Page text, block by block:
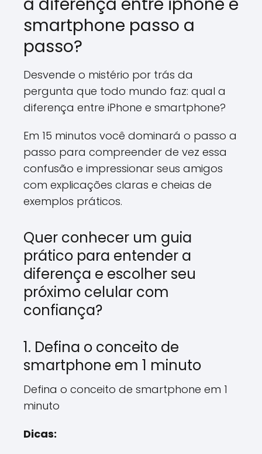
a diferença entre iphone e
smartphone passo a
passo?
Desvende o mistério por trás da
pergunta que todo mundo faz: qual a
diferença entre iPhone e smartphone?
Em 15 minutos você dominará o passo a
passo para compreender de vez essa
confusão e impressionar seus amigos
com explicações claras e cheias de
exemplos práticos.
Quer conhecer um guia
prático para entender a
diferença e escolher seu
próximo celular com
confiança?
1. Defina o conceito de
smartphone em 1 minuto
Defina o conceito de smartphone em 1
minuto
Dicas: